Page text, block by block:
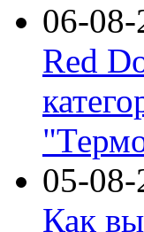
06-08-
Red
05-08-
Как